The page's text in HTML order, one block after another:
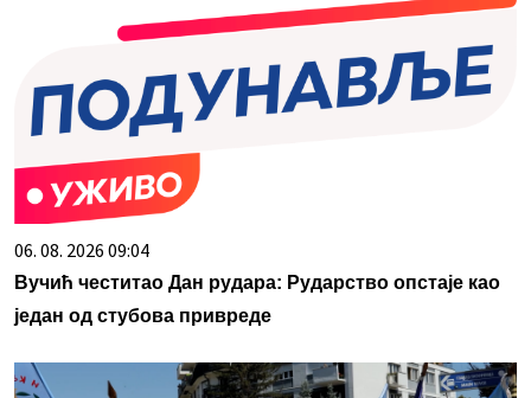
06. 08. 2026 09:04
Вучић честитао Дан рудара: Рударство опстаје као
један од стубова привреде